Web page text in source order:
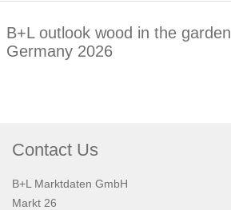
B+L outlook wood in the garden
Germany 2026
Contact Us
B+L Marktdaten GmbH
Markt 26